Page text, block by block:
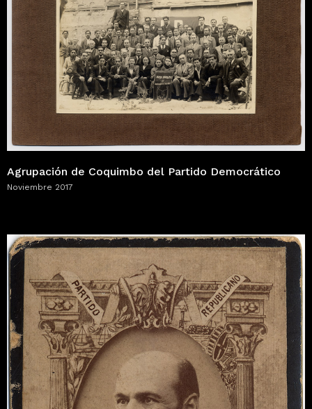
Agrupación de Coquimbo del Partido Democrático
Noviembre 2017